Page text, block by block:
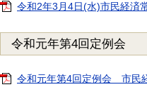
令和2年3月4日(水)市民経
令和元年第4回定例会
令和元年第4回定例会 市民